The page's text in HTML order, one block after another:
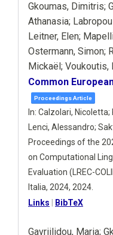
Gkoumas, Dimitris;
Athanasia;
Leitner, Elen;
Ostermann, Simon;
Mickaël; Voukoutis,
Common
Proceedings Article
In: Calzolari, Nicoletta;
Lenci, Alessandro;
Proceedings of the
on Computational
Evaluation (LREC-
Italia, 2024, 2024
Links
BibTeX
Gavriilidou, Maria;